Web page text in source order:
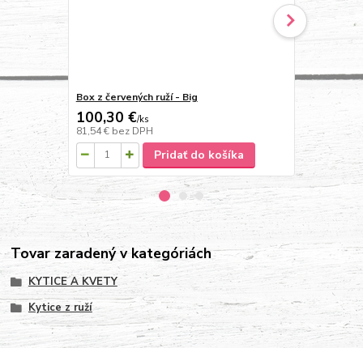
Box z červených ruží - Big
100,30 €/ks
81,54 € bez DPH
Pridať do košíka
Box z ruží
100,30 €
81,54 € bez
Tovar zaradený v kategóriách
KYTICE A KVETY
Kytice z ruží